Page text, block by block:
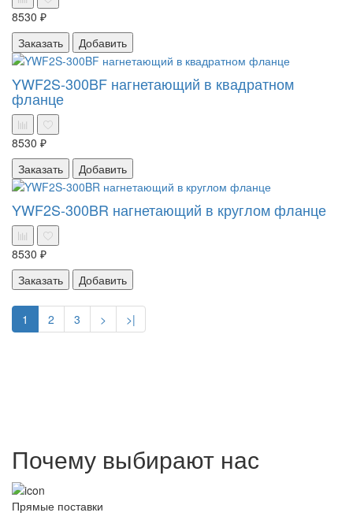
8530 ₽
Заказать
Добавить
YWF2S-300BF нагнетающий в квадратном
фланце
8530 ₽
Заказать
Добавить
YWF2S-300BR нагнетающий в круглом фланце
8530 ₽
Заказать
Добавить
1 2 3 > >|
Почему выбирают нас
Прямые поставки